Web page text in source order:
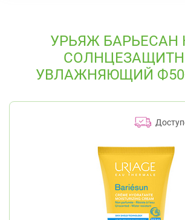
УРЬЯЖ БАРЬЕСАН
УВЛАЖНЯЮЩИЙ